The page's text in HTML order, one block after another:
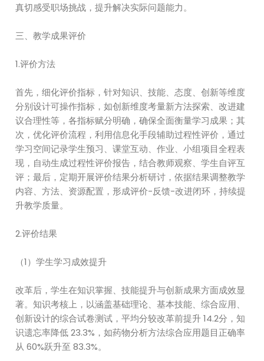
真切感受职场挑战，提升解决实际问题能力。
三、教学成果评价
1.评价方法
首先，细化评价指标，针对知识、技能、态度、创新等维度
分别设计可操作指标，如创新维度考量新方法探索、改进建
议合理性等，各指标赋分明确，确保全面衡量学习成果；其
次，优化评价流程，利用信息化手段辅助过程性评价，通过
学习空间记录学生预习、课堂互动、作业、小组项目全程表
现，自动生成过程性评价报告，结合教师观察、学生自评互
评；最后，定期开展评价结果分析研讨，依据结果调整教学
内容、方法、资源配置，形成评价-反馈-改进闭环，持续提
升教学质量。
2.评价结果
（1）学生学习成效提升
改革后，学生在知识掌握、技能提升与创新成果方面成效显
著。知识考核上，以涵盖基础理论、基本技能、综合应用、
创新设计的综合试卷测试，平均分较改革前提升 14.2分，知
识遗忘率降低 23.3%，如药物分析方法综合应用题目正确率
从 60%跃升至 83.3%。